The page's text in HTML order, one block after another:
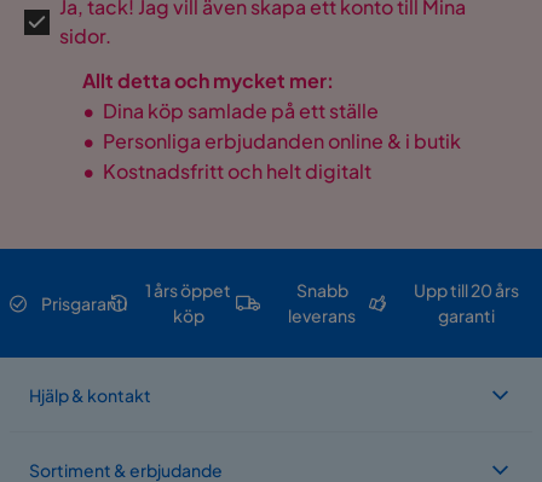
Ja, tack! Jag vill även skapa ett konto till Mina
sidor.
Allt detta och mycket mer:
• Dina köp samlade på ett ställe
• Personliga erbjudanden online & i butik
• Kostnadsfritt och helt digitalt
Prisgaranti
1 års öppet
köp
Snabb
leverans
Upp till 20 års
garanti
Hjälp & kontakt
Sortiment & erbjudande